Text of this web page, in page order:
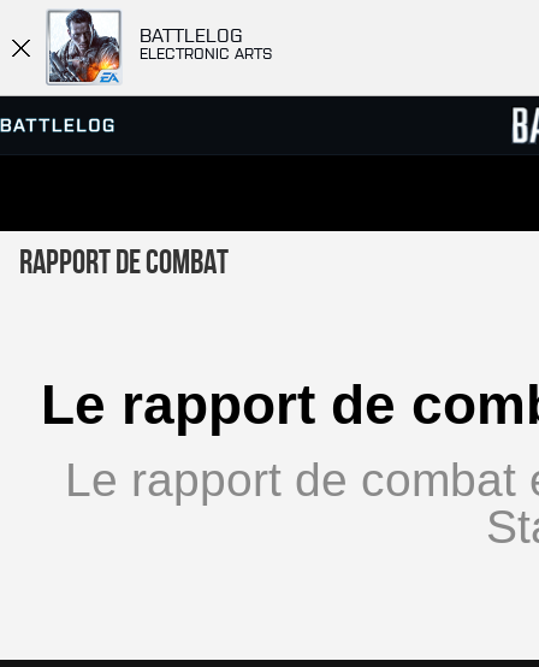
BATTLELOG
ELECTRONIC ARTS
SERVEURS
Rapport de combat
Le rapport de
Le rapport de